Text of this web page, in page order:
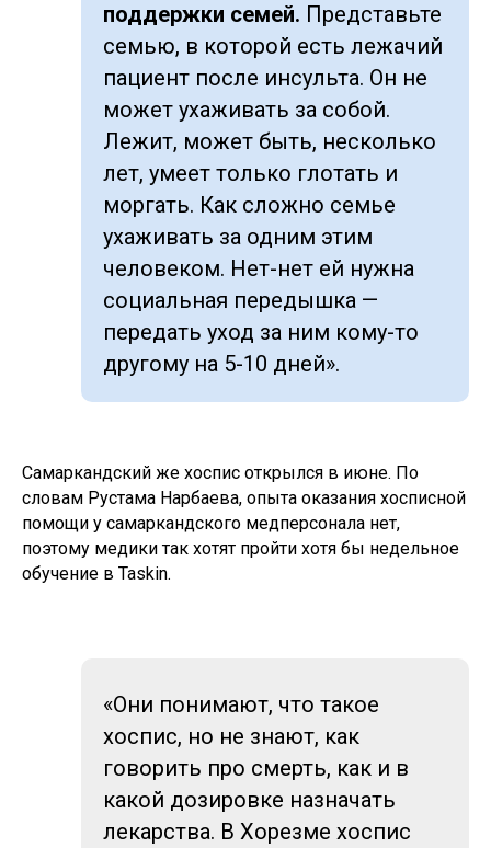
поддержки семей. Представьте
семью, в которой есть лежачий
пациент после инсульта. Он не
может ухаживать за собой.
Лежит, может быть, несколько
лет, умеет только глотать и
моргать. Как сложно семье
ухаживать за одним этим
человеком. Нет-нет ей нужна
социальная передышка —
передать уход за ним кому-то
другому на 5-10 дней».
Самаркандский же хоспис открылся в июне. По
словам Рустама Нарбаева, опыта оказания хосписной
помощи у самаркандского медперсонала нет,
поэтому медики так хотят пройти хотя бы недельное
обучение в Taskin.
«Они понимают, что такое
хоспис, но не знают, как
говорить про смерть, как и в
какой дозировке назначать
лекарства. В Хорезме хоспис